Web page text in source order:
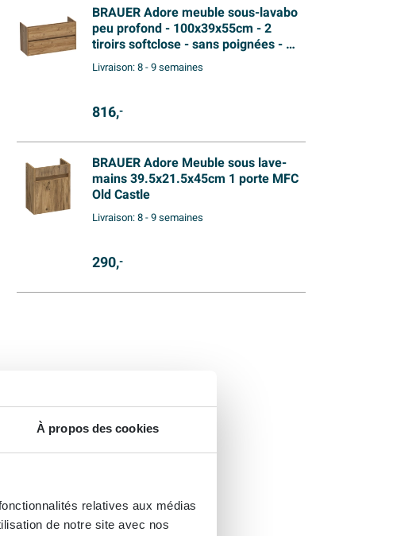
À propos des cookies
relatives aux médias
de notre site avec nos
BRAUER Adore meuble sous-lavabo
peu profond - 100x39x55cm - 2
tiroirs softclose - sans poignées - 1
découpe pour siphon - Chateau
Livraison:8 - 9 semaines
816,-
BRAUER Adore Meuble sous lave-
mains 39.5x21.5x45cm 1 porte MFC
Old Castle
Livraison:8 - 9 semaines
290,-